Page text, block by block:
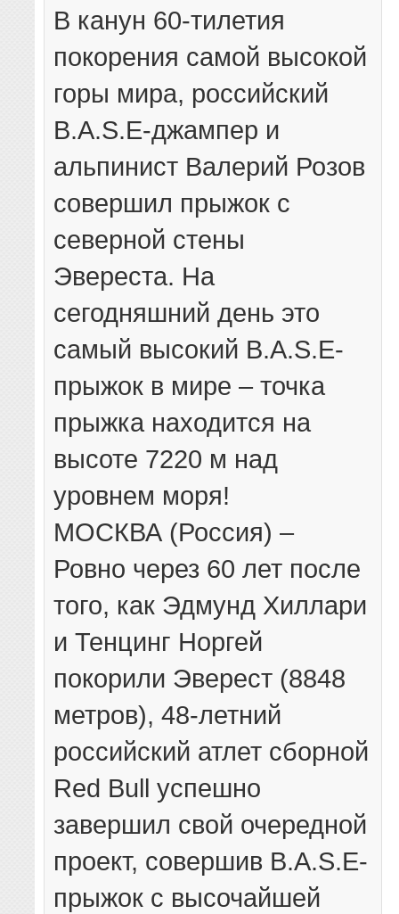
В канун 60-тилетия
покорения самой высокой
горы мира, российский
B.A.S.E-джампер и
альпинист Валерий Розов
совершил прыжок с
северной стены
Эвереста. На
сегодняшний день это
самый высокий B.A.S.E-
прыжок в мире – точка
прыжка находится на
высоте 7220 м над
уровнем моря!
МОСКВА (Россия) –
Ровно через 60 лет после
того, как Эдмунд Хиллари
и Тенцинг Норгей
покорили Эверест (8848
метров), 48-летний
российский атлет сборной
Red Bull успешно
завершил свой очередной
проект, совершив B.A.S.E-
прыжок с высочайшей